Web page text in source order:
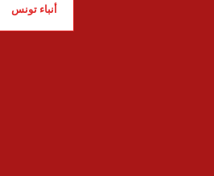
أنباء تونس